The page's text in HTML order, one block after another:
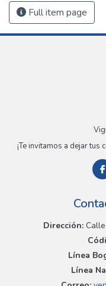
Full item page
¡Te invitamos a dejar
Dirección:Calle
Línea
Línea